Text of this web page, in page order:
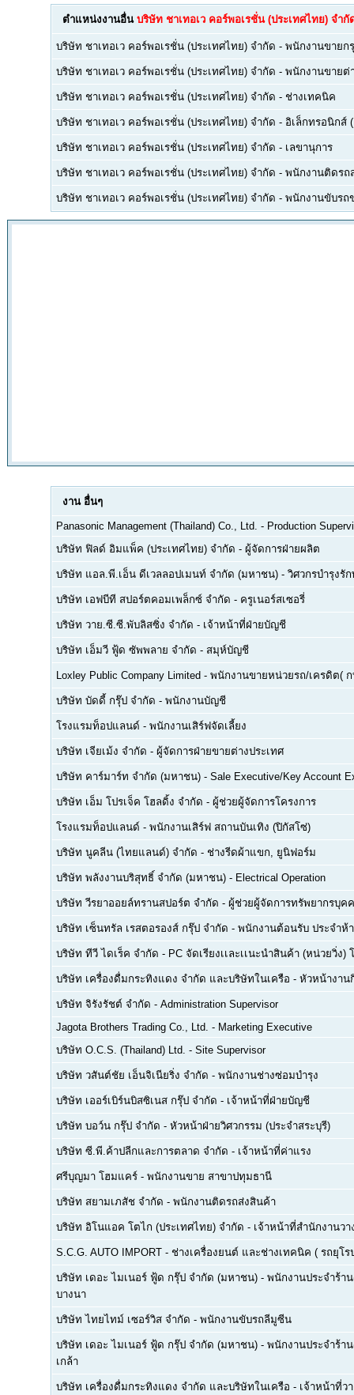
ตำแหน่งงานอื่น บริษัท ชาเทอเว คอร์พอเรชั่น (ประเทศไทย) จำกั
บริษัท ชาเทอเว คอร์พอเรชั่น (ประเทศไทย) จำกัด - พนักงานขายก
บริษัท ชาเทอเว คอร์พอเรชั่น (ประเทศไทย) จำกัด - พนักงานขายต่
บริษัท ชาเทอเว คอร์พอเรชั่น (ประเทศไทย) จำกัด - ช่างเทคนิค
บริษัท ชาเทอเว คอร์พอเรชั่น (ประเทศไทย) จำกัด - อิเล็กทรอนิกส์
บริษัท ชาเทอเว คอร์พอเรชั่น (ประเทศไทย) จำกัด - เลขานุการ
บริษัท ชาเทอเว คอร์พอเรชั่น (ประเทศไทย) จำกัด - พนักงานติดรถ
บริษัท ชาเทอเว คอร์พอเรชั่น (ประเทศไทย) จำกัด - พนักงานขับรถ
งาน อื่นๆ
Panasonic Management (Thailand) Co., Ltd. - Production
บริษัท ฟิลด์ อิมแพ็ค (ประเทศไทย) จำกัด - ผู้จัดการฝ่ายผลิต
บริษัท แอล.พี.เอ็น ดีเวลลอปเมนท์ จำกัด (มหาชน) - วิศวกรบำรุงรั
บริษัท เอฟบีที สปอร์ตคอมเพล็กซ์ จำกัด - ครูเนอร์สเซอรี่
บริษัท วาย.ซี.ซี.พับลิสซิ่ง จำกัด - เจ้าหน้าที่ฝ่ายบัญชี
บริษัท เอ็มวี ฟู้ด ซัพพลาย จำกัด - สมุห์บัญชี
Loxley Public Company Limited - พนักงานขายหน่วยรถ/เครดิต(
บริษัท บัดดี้ กรุ๊ป จำกัด - พนักงานบัญชี
โรงแรมท็อปแลนด์ - พนักงานเสิร์ฟจัดเลี้ยง
บริษัท เจียเม้ง จำกัด - ผู้จัดการฝ่ายขายต่างประเทศ
บริษัท คาร์มาร์ท จำกัด (มหาชน) - Sale Executive/Key Account
บริษัท เอ็ม โปรเจ็ค โฮลดิ้ง จำกัด - ผู้ช่วยผู้จัดการโครงการ
โรงแรมท็อปแลนด์ - พนักงานเสิร์ฟ สถานบันเทิง (ปิกัสโซ่)
บริษัท นูคลีน (ไทยแลนด์) จำกัด - ช่างรีดผ้าแขก, ยูนิฟอร์ม
บริษัท พลังงานบริสุทธิ์ จำกัด (มหาชน) - Electrical Operation
บริษัท วีรยาออยล์ทรานสปอร์ต จำกัด - ผู้ช่วยผู้จัดการทรัพยากรบุค
บริษัท เซ็นทรัล เรสตอรองส์ กรุ๊ป จำกัด - พนักงานต้อนรับ ประจำห้
บริษัท ทีวี ไดเร็ค จำกัด - PC จัดเรียงเเละเเนะนำสินค้า (หน่วยวิ่ง
บริษัท เครื่องดื่มกระทิงแดง จำกัด และบริษัทในเครือ - หัวหน้างาน
บริษัท จิรังรัชต์ จำกัด - Administration Supervisor
Jagota Brothers Trading Co., Ltd. - Marketing Executive
บริษัท O.C.S. (Thailand) Ltd. - Site Supervisor
บริษัท วสันต์ชัย เอ็นจิเนียริ่ง จำกัด - พนักงานช่างซ่อมบำรุง
บริษัท เออร์เบิร์นบิสซิเนส กรุ๊ป จำกัด - เจ้าหน้าที่ฝ่ายบัญชี
บริษัท บอว์น กรุ๊ป จำกัด - หัวหน้าฝ่ายวิศวกรรม (ประจำสระบุรี)
บริษัท ซี.พี.ค้าปลีกและการตลาด จำกัด - เจ้าหน้าที่ค่าแรง
ศรีบุญมา โฮมแคร์ - พนักงานขาย สาขาปทุมธานี
บริษัท สยามเภสัช จำกัด - พนักงานติดรถส่งสินค้า
บริษัท อิโนแอค โตไก (ประเทศไทย) จำกัด - เจ้าหน้าที่สำนักงานวา
S.C.G. AUTO IMPORT - ช่างเครื่องยนต์ และช่างเทคนิค ( รถยุโ
บริษัท เดอะ ไมเนอร์ ฟู้ด กรุ๊ป จำกัด (มหาชน) - พนักงานประจำร้า
บางนา
บริษัท ไทยไทม์ เซอร์วิส จำกัด - พนักงานขับรถลีมูซีน
บริษัท เดอะ ไมเนอร์ ฟู้ด กรุ๊ป จำกัด (มหาชน) - พนักงานประจำร้า
เกล้า
บริษัท เครื่องดื่มกระทิงแดง จำกัด และบริษัทในเครือ - เจ้าหน้าที่ว